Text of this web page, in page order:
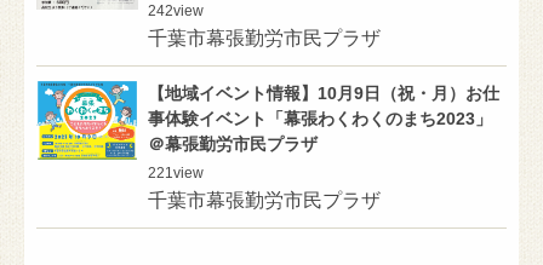
242view
千葉市幕張勤労市民プラザ
【地域イベント情報】10月9日（祝・月）お仕
事体験イベント「幕張わくわくのまち2023」
＠幕張勤労市民プラザ
221view
千葉市幕張勤労市民プラザ